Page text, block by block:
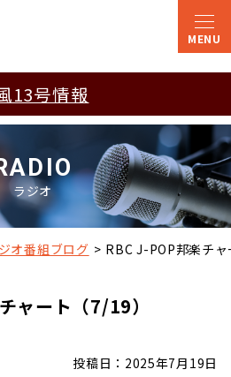
13号情報
ラジオ
オ番組ブログ RBC J-POP邦楽チ
ャート（7/19）
投稿日：2025年7月19日